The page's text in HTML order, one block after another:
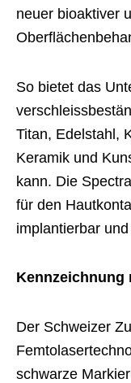
neuer bioaktiver
So bietet das
Titan, Edelstahl,
Keramik und
kann. Die
für den
implantierbar
Kennzeichnung
Der Schweizer
schwarze